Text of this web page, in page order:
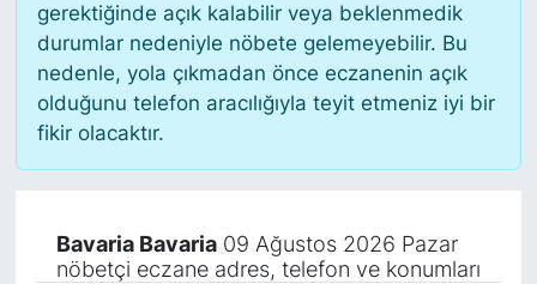
gerektiğinde açık kalabilir veya beklenmedik
durumlar nedeniyle nöbete gelemeyebilir. Bu
nedenle, yola çıkmadan önce eczanenin açık
olduğunu telefon aracılığıyla teyit etmeniz iyi bir
fikir olacaktır.
Bavaria Bavaria09 Ağustos 2026 Pazar
nöbetçi eczane adres, telefon ve konumları